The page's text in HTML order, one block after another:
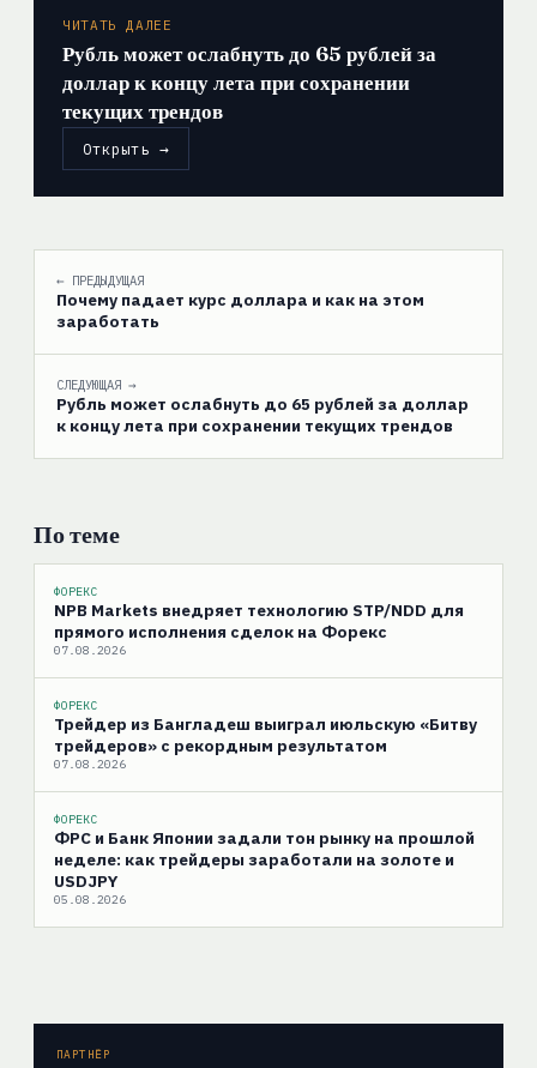
ЧИТАТЬ ДАЛЕЕ
Рубль может ослабнуть до 65 рублей за
доллар к концу лета при сохранении
текущих трендов
Открыть →
← ПРЕДЫДУЩАЯ
Почему падает курс доллара и как на этом
заработать
СЛЕДУЮЩАЯ →
Рубль может ослабнуть до 65 рублей за доллар
к концу лета при сохранении текущих трендов
По теме
ФОРЕКС
NPB Markets внедряет технологию STP/NDD для
прямого исполнения сделок на Форекс
07.08.2026
ФОРЕКС
Трейдер из Бангладеш выиграл июльскую «Битву
трейдеров» с рекордным результатом
07.08.2026
ФОРЕКС
ФРС и Банк Японии задали тон рынку на прошлой
неделе: как трейдеры заработали на золоте и
USDJPY
05.08.2026
ПАРТНЁР